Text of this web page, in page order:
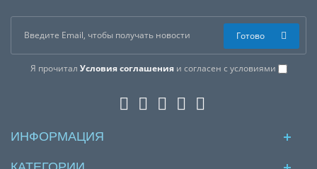
Я прочитал Условия соглашенияи согласен с условиями
Готово
ИНФОРМАЦИЯ